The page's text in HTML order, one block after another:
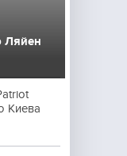
Ляйен
Киева